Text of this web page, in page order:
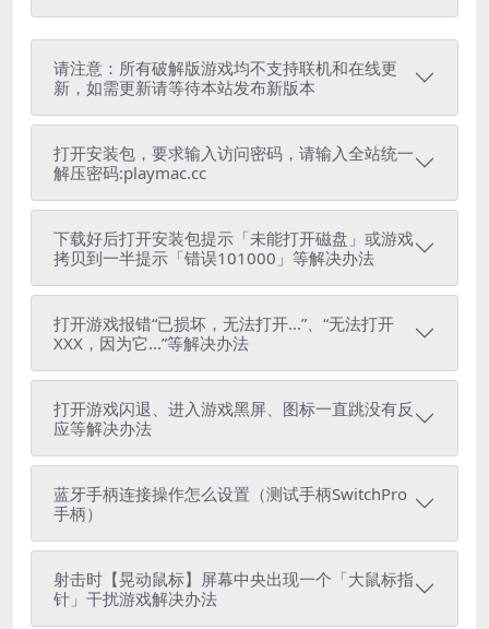
请注意：所有破解版游戏均不支持联机和在线更
新，如需更新请等待本站发布新版本
打开安装包，要求输入访问密码，请输入全站统一
解压密码:playmac.cc
下载好后打开安装包提示「未能打开磁盘」或游戏
拷贝到一半提示「错误101000」等解决办法
打开游戏报错“已损坏，无法打开...”、“无法打开
XXX，因为它...”等解决办法
打开游戏闪退、进入游戏黑屏、图标一直跳没有反
应等解决办法
蓝牙手柄连接操作怎么设置（测试手柄SwitchPro
手柄）
射击时【晃动鼠标】屏幕中央出现一个「大鼠标指
针」干扰游戏解决办法